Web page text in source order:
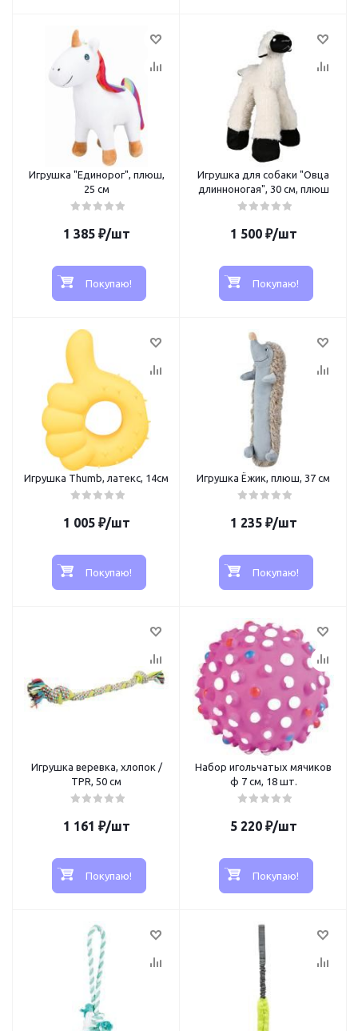
Игрушка "Единорог", плюш,
25 см
1 385₽/шт
Покупаю!
Игрушка для собаки "Овца
длинноногая", 30 см, плюш
1 500₽/шт
Покупаю!
Игрушка Thumb, латекс, 14см
1 005₽/шт
Покупаю!
Игрушка Ёжик, плюш, 37 см
1 235₽/шт
Покупаю!
Игрушка веревка, хлопок /
TPR, 50 см
1 161 ₽/шт
Покупаю!
Набор игольчатых мячиков
ф 7 см, 18 шт.
5 220₽/шт
Покупаю!